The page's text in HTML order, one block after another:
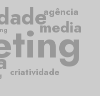
criatividade
media
agência